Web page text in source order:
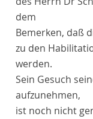
dem
Bemerken, daß
zu den
werden.
Sein Gesuch
aufzunehmen,
ist noch nicht